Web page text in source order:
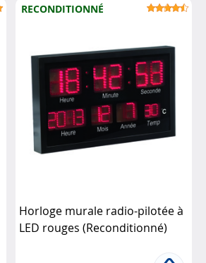
RECONDITIONNÉ
Horloge murale radio-pilotée à
LED rouges (Reconditionné)